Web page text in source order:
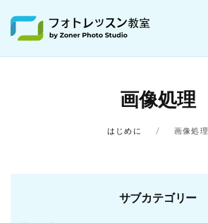
画像処理
はじめに 画像処理
サブカテゴリー